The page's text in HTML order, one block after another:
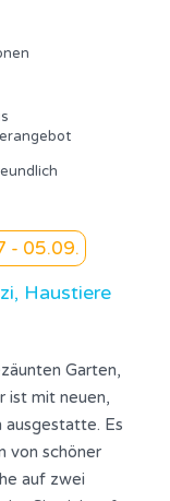
- 05.09.
Haustiere
Garten,
ist mit neuen,
Es
von schöner
auf zwei